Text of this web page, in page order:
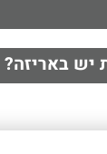
יש באריזה?